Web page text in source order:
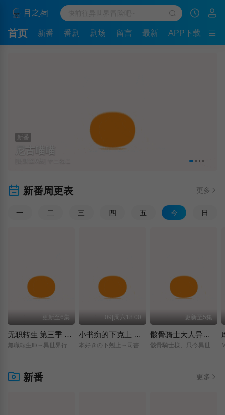
首页 新番 番剧 剧场 留言 最新 APP下载
新番
尼古喵喵
新番周更表 更多
一 二 三 四 五 今 日
更新至6集
无职转生 第三季 ～到了异世界就拿出真本事～
無職転生Ⅲ/～異世界行ったら本気だす～/
09|周六18:00
小书痴的下克上 〜为了成为图书管理员而不择手段〜 领主的养女
本好きの下剋上～司書になるためには手段を選んでいられません～/領主の養女/
更新至5集
骸骨骑士大人异世界冒险中 第二季
骸骨騎士様、只今異世界へお出掛け中Ⅱ/
新番 更多